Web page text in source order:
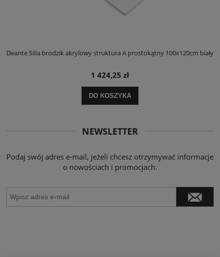
Deante Silia brodzik akrylowy struktura A prostokątny 100x120cm biały
1 424,25 zł
DO KOSZYKA
NEWSLETTER
Podaj swój adres e-mail, jeżeli chcesz otrzymywać informacje
o nowościach i promocjach.